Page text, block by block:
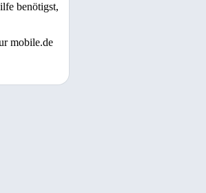
benötigst,
mobile.de